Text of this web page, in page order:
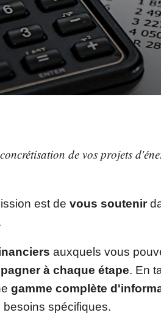
de vos projets
est de vous soutenir
auxquels vous
à chaque étape. En
gamme complète
besoins spécifiques.